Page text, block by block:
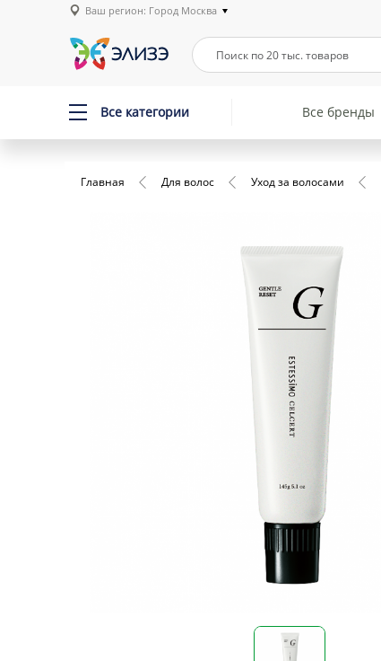
Ваш регион: Город Москва
Все категории Все бренды
Главная Для волос Уход за волосами